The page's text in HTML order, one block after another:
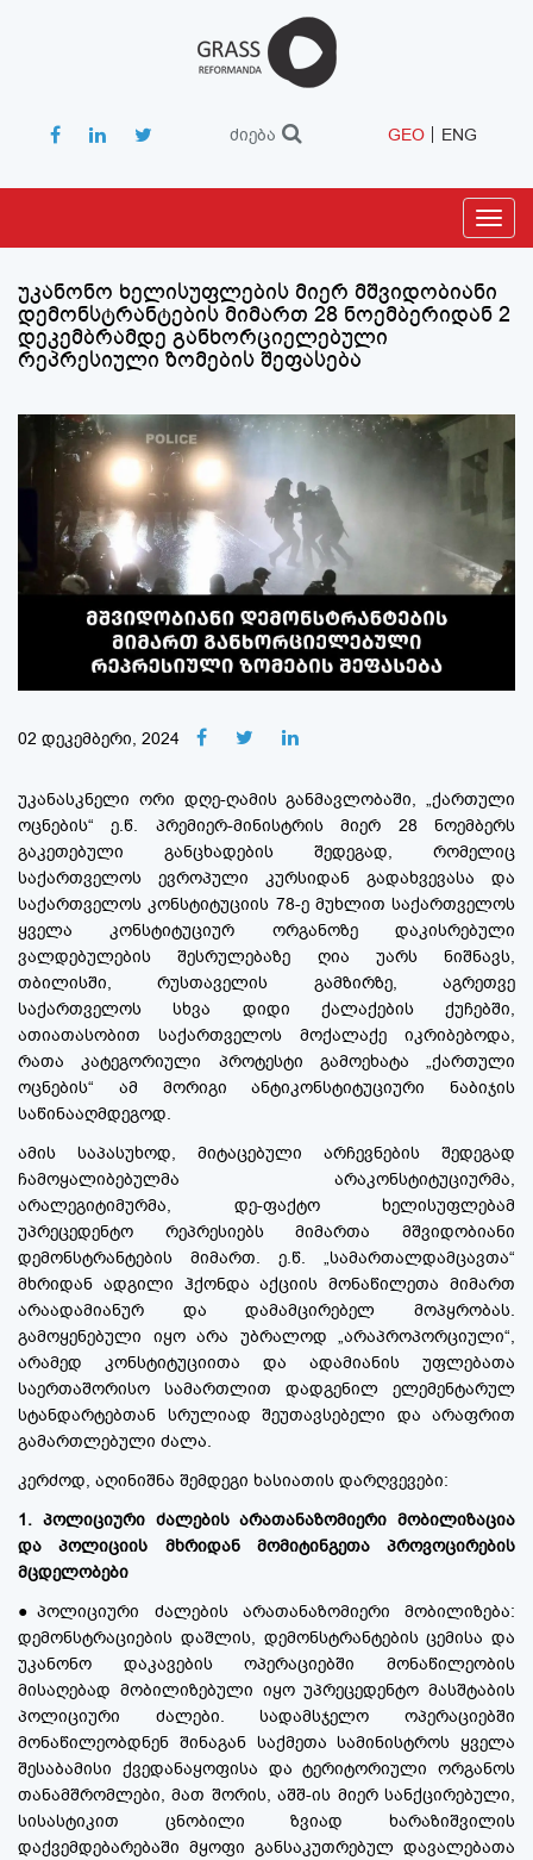
ძიება GEO ENG
უკანონო ხელისუფლების მიერ მშვიდობიანი
დემონსტრანტების მიმართ 28 ნოემბერიდან 2
დეკემბრამდე განხორციელებული
რეპრესიული ზომების შეფასება
02 დეკემბერი, 2024
უკანასკნელი ორი დღე-ღამის განმავლობაში, „ქართული
ოცნების“ ე.წ. პრემიერ-მინისტრის მიერ 28 ნოემბერს
გაკეთებული განცხადების შედეგად, რომელიც
საქართველოს ევროპული კურსიდან გადახვევასა და
საქართველოს კონსტიტუციის 78-ე მუხლით საქართველოს
ყველა კონსტიტუციურ ორგანოზე დაკისრებული
ვალდებულების შესრულებაზე ღია უარს ნიშნავს,
თბილისში, რუსთაველის გამზირზე, აგრეთვე
საქართველოს სხვა დიდი ქალაქების ქუჩებში,
ათიათასობით საქართველოს მოქალაქე იკრიბებოდა,
რათა კატეგორიული პროტესტი გამოეხატა „ქართული
ოცნების“ ამ მორიგი ანტიკონსტიტუციური ნაბიჯის
საწინააღმდეგოდ.
ამის საპასუხოდ, მიტაცებული არჩევნების შედეგად
ჩამოყალიბებულმა არაკონსტიტუციურმა,
არალეგიტიმურმა, დე-ფაქტო ხელისუფლებამ
უპრეცედენტო რეპრესიებს მიმართა მშვიდობიანი
დემონსტრანტების მიმართ. ე.წ. „სამართალდამცავთა“
მხრიდან ადგილი ჰქონდა აქციის მონაწილეთა მიმართ
არაადამიანურ და დამამცირებელ მოპყრობას.
გამოყენებული იყო არა უბრალოდ „არაპროპორციული“,
არამედ კონსტიტუციითა და ადამიანის უფლებათა
საერთაშორისო სამართლით დადგენილ ელემენტარულ
სტანდარტებთან სრულიად შეუთავსებელი და არაფრით
გამართლებული ძალა.
კერძოდ, აღინიშნა შემდეგი ხასიათის დარღვევები:
1. პოლიციური ძალების არათანაზომიერი მობილიზაცია
და პოლიციის მხრიდან მომიტინგეთა პროვოცირების
მცდელობები
●პოლიციური ძალების არათანაზომიერი მობილიზება:
დემონსტრაციების დაშლის, დემონსტრანტების ცემისა და
უკანონო დაკავების ოპერაციებში მონაწილეობის
მისაღებად მობილიზებული იყო უპრეცედენტო მასშტაბის
პოლიციური ძალები. სადამსჯელო ოპერაციებში
მონაწილეობდნენ შინაგან საქმეთა სამინისტროს ყველა
შესაბამისი ქვედანაყოფისა და ტერიტორიული ორგანოს
თანამშრომლები, მათ შორის, აშშ-ის მიერ სანქცირებული,
სისასტიკით ცნობილი ზვიად ხარაზიშვილის
დაქვემდებარებაში მყოფი განსაკუთრებულ დავალებათა